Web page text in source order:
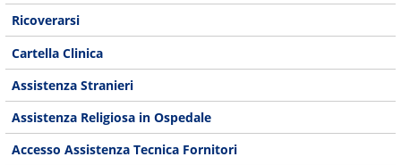
Ricoverarsi
Cartella Clinica
Assistenza Stranieri
Assistenza Religiosa in Ospedale
Accesso Assistenza Tecnica Fornitori